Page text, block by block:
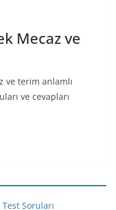
Mecaz ve
ve terim anlamlı
ve cevapları
Soruları